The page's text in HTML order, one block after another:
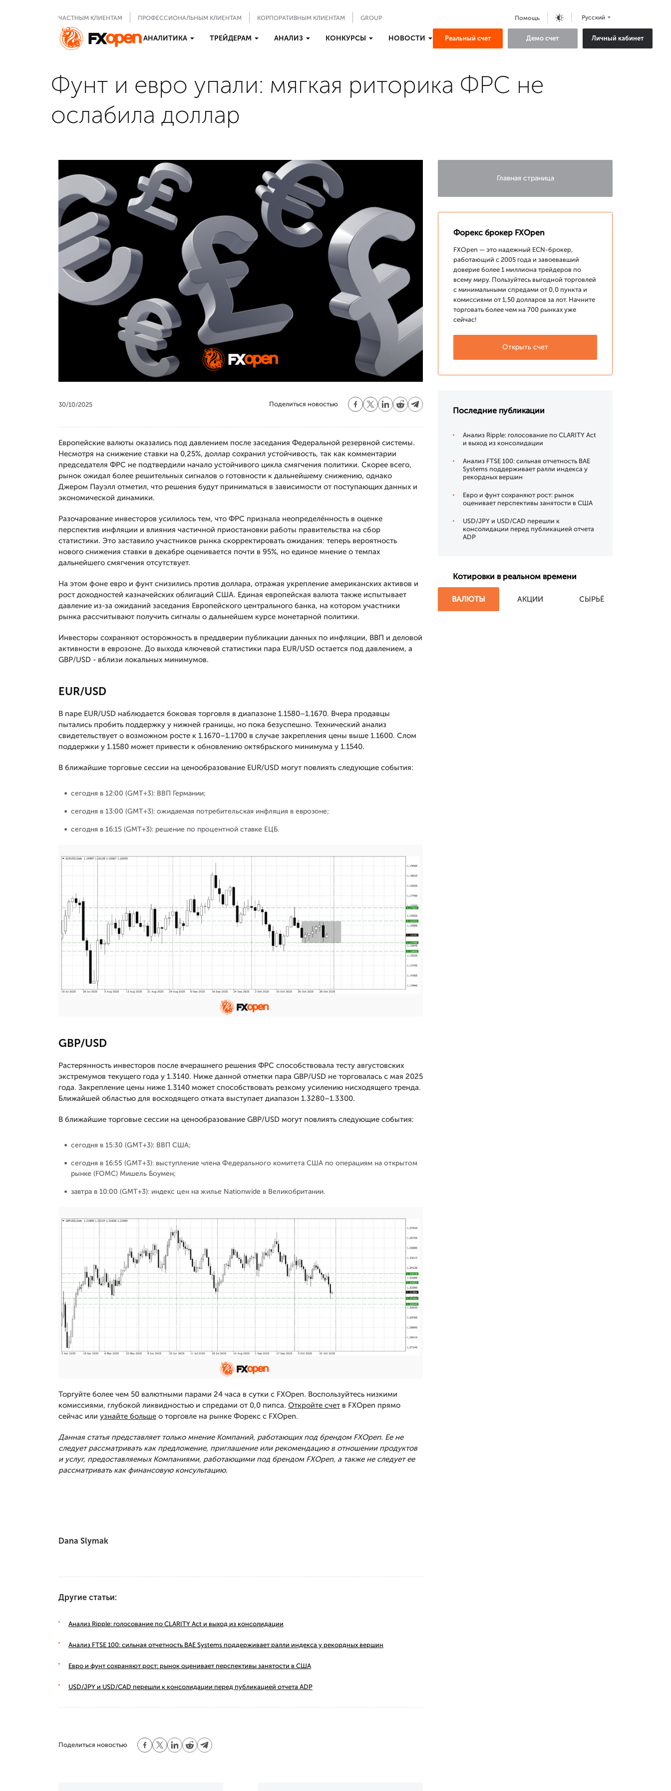
ЧАСТНЫМ КЛИЕНТАМ ПРОФЕССИОНАЛЬНЫМ КЛИЕНТАМ КОРПОРАТИВНЫМ КЛИЕНТАМ GROUP Помощь Русский
АНАЛИТИКА ТРЕЙДЕРАМ АНАЛИЗ КОНКУРСЫ НОВОСТИ Реальный счет Демо счет Личный кабинет
Фунт и евро упали: мягкая риторика ФРС не
ослабила доллар
30/10/2025 Поделиться новостью
Европейские валюты оказались под давлением после заседания Федеральной резервной системы.
Несмотря на снижение ставки на 0,25%, доллар сохранил устойчивость, так как комментарии
председателя ФРС не подтвердили начало устойчивого цикла смягчения политики. Скорее всего,
рынок ожидал более решительных сигналов о готовности к дальнейшему снижению, однако
Джером Пауэлл отметил, что решения будут приниматься в зависимости от поступающих данных и
экономической динамики.
Разочарование инвесторов усилилось тем, что ФРС признала неопределённость в оценке
перспектив инфляции и влияния частичной приостановки работы правительства на сбор
статистики. Это заставило участников рынка скорректировать ожидания: теперь вероятность
нового снижения ставки в декабре оценивается почти в 95%, но единое мнение о темпах
дальнейшего смягчения отсутствует.
На этом фоне евро и фунт снизились против доллара, отражая укрепление американских активов и
рост доходностей казначейских облигаций США. Единая европейская валюта также испытывает
давление из-за ожиданий заседания Европейского центрального банка, на котором участники
рынка рассчитывают получить сигналы о дальнейшем курсе монетарной политики.
Инвесторы сохраняют осторожность в преддверии публикации данных по инфляции, ВВП и деловой
активности в еврозоне. До выхода ключевой статистики пара EUR/USD остается под давлением, а
GBP/USD - вблизи локальных минимумов.
EUR/USD
В паре EUR/USD наблюдается боковая торговля в диапазоне 1.1580–1.1670. Вчера продавцы
пытались пробить поддержку у нижней границы, но пока безуспешно. Технический анализ
свидетельствует о возможном росте к 1.1670–1.1700 в случае закрепления цены выше 1.1600. Слом
поддержки у 1.1580 может привести к обновлению октябрьского минимума у 1.1540.
В ближайшие торговые сессии на ценообразование EUR/USD могут повлиять следующие события:
сегодня в 12:00 (GMT+3): ВВП Германии;
сегодня в 13:00 (GMT+3): ожидаемая потребительская инфляция в еврозоне;
сегодня в 16:15 (GMT+3): решение по процентной ставке ЕЦБ.
GBP/USD
Растерянность инвесторов после вчерашнего решения ФРС способствовала тесту августовских
экстремумов текущего года у 1.3140. Ниже данной отметки пара GBP/USD не торговалась с мая 2025
года. Закрепление цены ниже 1.3140 может способствовать резкому усилению нисходящего тренда.
Ближайшей областью для восходящего отката выступает диапазон 1.3280–1.3300.
В ближайшие торговые сессии на ценообразование GBP/USD могут повлиять следующие события:
сегодня в 15:30 (GMT+3): ВВП США;
сегодня в 16:55 (GMT+3): выступление члена Федерального комитета США по операциям на открытом
рынке (FOMC) Мишель Боумен;
завтра в 10:00 (GMT+3): индекс цен на жилье Nationwide в Великобритании.
Торгуйте более чем 50 валютными парами 24 часа в сутки с FXOpen. Воспользуйтесь низкими
комиссиями, глубокой ликвидностью и спредами от 0,0 пипса. Откройте счет в FXOpen прямо
сейчас или узнайте больше о торговле на рынке Форекс с FXOpen.
Данная статья представляет только мнение Компаний, работающих под брендом FXOpen. Ее не
следует рассматривать как предложение, приглашение или рекомендацию в отношении продуктов
и услуг, предоставляемых Компаниями, работающими под брендом FXOpen, а также не следует ее
рассматривать как финансовую консультацию.
Dana Slymak
Другие статьи:
Анализ Ripple: голосование по CLARITY Act и выход из консолидации
Анализ FTSE 100: сильная отчетность BAE Systems поддерживает ралли индекса у рекордных вершин
Евро и фунт сохраняют рост: рынок оценивает перспективы занятости в США
USD/JPY и USD/CAD перешли к консолидации перед публикацией отчета ADP
Поделиться новостью
Главная страница
Форекс брокер FXOpen
FXOpen — это надежный ECN-брокер,
работающий с 2005 года и завоевавший
доверие более 1 миллиона трейдеров по
всему миру. Пользуйтесь выгодной торговлей
с минимальными спредами от 0,0 пункта и
комиссиями от 1,50 долларов за лот. Начните
торговать более чем на 700 рынках уже
сейчас!
Открыть счет
Последние публикации
Анализ Ripple: голосование по CLARITY Act
и выход из консолидации
Анализ FTSE 100: сильная отчетность BAE
Systems поддерживает ралли индекса у
рекордных вершин
Евро и фунт сохраняют рост: рынок
оценивает перспективы занятости в США
USD/JPY и USD/CAD перешли к
консолидации перед публикацией отчета
ADP
Котировки в реальном времени
ВАЛЮТЫ АКЦИИ СЫРЬЁ